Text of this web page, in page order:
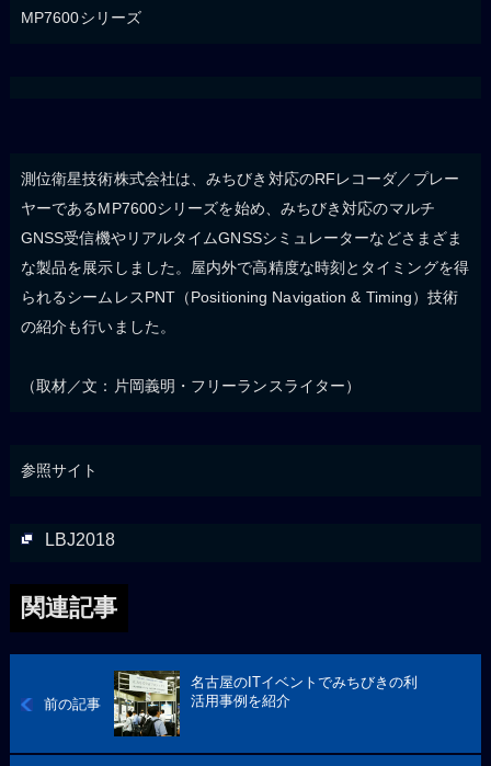
MP7600シリーズ
測位衛星技術株式会社は、みちびき対応のRFレコーダ／プレー
ヤーであるMP7600シリーズを始め、みちびき対応のマルチ
GNSS受信機やリアルタイムGNSSシミュレーターなどさまざま
な製品を展示しました。屋内外で高精度な時刻とタイミングを得
られるシームレスPNT（Positioning Navigation & Timing）技術
の紹介も行いました。
（取材／文：片岡義明・フリーランスライター）
参照サイト
LBJ2018
関連記事
前の記事
名古屋のITイベントでみちびきの利
活用事例を紹介